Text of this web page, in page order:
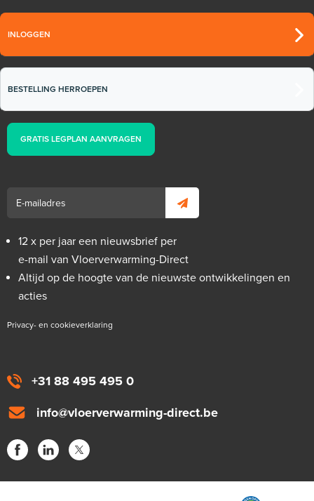
+31 88 495 495 0
info@vloerverwarming-direct.be
INLOGGEN
BESTELLING HERROEPEN
GRATIS LEGPLAN AANVRAGEN
12 x per jaar een nieuwsbrief per
e-mail van Vloerverwarming-Direct
Altijd op de hoogte van de nieuwste ontwikkelingen en
acties
Privacy- en cookieverklaring